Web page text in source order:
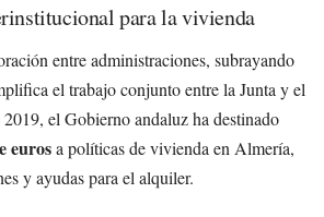
para la vivienda
entre administraciones, subrayando
el trabajo conjunto entre la Junta y el
el Gobierno andaluz ha destinado
eurosa políticas de vivienda en Almería,
y ayudas para el alquiler.